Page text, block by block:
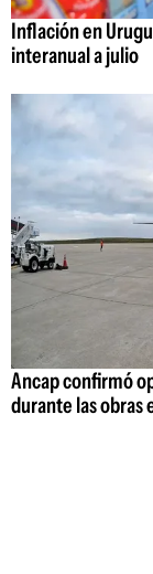
Inflación en
interanual a julio
Ancap confirmó
durante las obras